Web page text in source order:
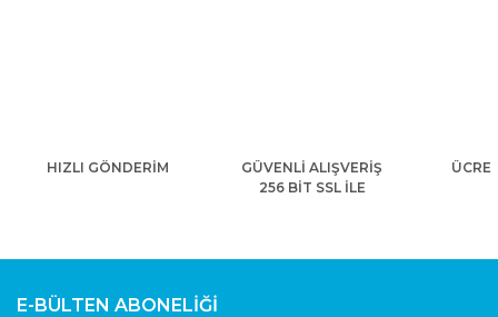
HIZLI GÖNDERİM
GÜVENLİ ALIŞVERİŞ
256 BİT SSL İLE
E-BÜLTEN ABONELİĞİ